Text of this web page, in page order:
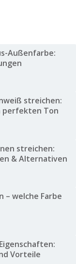
Außenfarbe:
streichen:
perfekten Ton
streichen:
& Alternativen
– welche Farbe
Vorteile